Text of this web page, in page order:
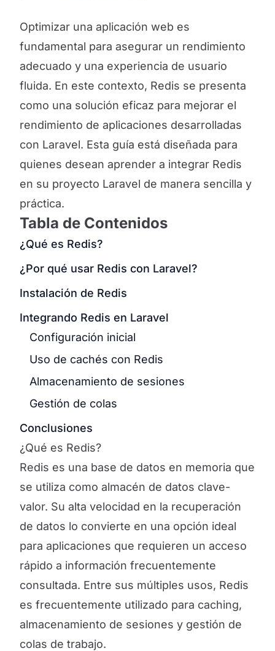
Optimizar una aplicación web es
fundamental para asegurar un rendimiento
adecuado y una experiencia de usuario
fluida. En este contexto, Redis se presenta
como una solución eficaz para mejorar el
rendimiento de aplicaciones desarrolladas
con Laravel. Esta guía está diseñada para
quienes desean aprender a integrar Redis
en su proyecto Laravel de manera sencilla y
práctica.
Tabla de Contenidos
¿Qué es Redis?
¿Por qué usar Redis con Laravel?
Instalación de Redis
Integrando Redis en Laravel
Configuración inicial
Uso de cachés con Redis
Almacenamiento de sesiones
Gestión de colas
Conclusiones
¿Qué es Redis?
Redis es una base de datos en memoria que
se utiliza como almacén de datos clave-
valor. Su alta velocidad en la recuperación
de datos lo convierte en una opción ideal
para aplicaciones que requieren un acceso
rápido a información frecuentemente
consultada. Entre sus múltiples usos, Redis
es frecuentemente utilizado para caching,
almacenamiento de sesiones y gestión de
colas de trabajo.